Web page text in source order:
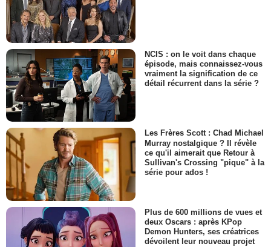
NCIS : on le voit dans chaque
épisode, mais connaissez-vous
vraiment la signification de ce
détail récurrent dans la série ?
Les Frères Scott : Chad Michael
Murray nostalgique ? Il révèle
ce qu'il aimerait que Retour à
Sullivan's Crossing "pique" à la
série pour ados !
Plus de 600 millions de vues et
deux Oscars : après KPop
Demon Hunters, ses créatrices
dévoilent leur nouveau projet